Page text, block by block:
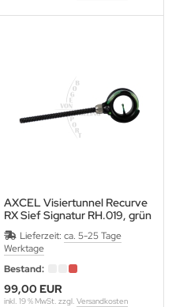
AXCEL Visiertunnel Recurve
RX Sief Signatur RH.019, grün
Gewinde 8/32"
Lieferzeit: ca. 5-25 Tage
Werktage
Bestand:
99,00 EUR
inkl. 19 % MwSt. zzgl. Versandkosten